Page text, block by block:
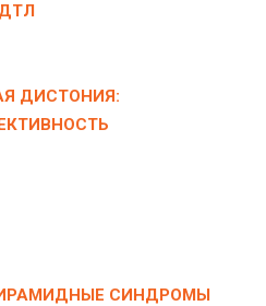
ДИСТОНИЯ:
СИНДРОМЫ